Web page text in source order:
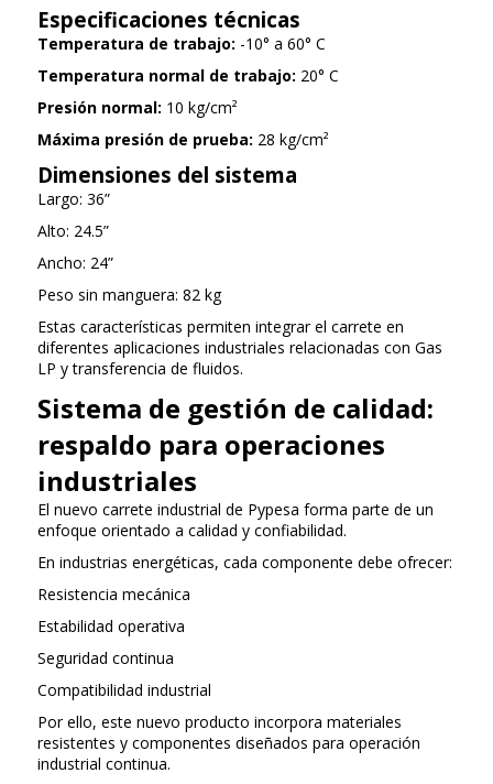
Especificaciones técnicas
Temperatura de trabajo: -10° a 60° C
Temperatura normal de trabajo: 20° C
Presión normal: 10 kg/cm²
Máxima presión de prueba: 28 kg/cm²
Dimensiones del sistema
Largo: 36”
Alto: 24.5”
Ancho: 24”
Peso sin manguera: 82 kg
Estas características permiten integrar el carrete en
diferentes aplicaciones industriales relacionadas con Gas
LP y transferencia de fluidos.
Sistema de gestión de calidad:
respaldo para operaciones
industriales
El nuevo carrete industrial de Pypesa forma parte de un
enfoque orientado a calidad y confiabilidad.
En industrias energéticas, cada componente debe ofrecer:
Resistencia mecánica
Estabilidad operativa
Seguridad continua
Compatibilidad industrial
Por ello, este nuevo producto incorpora materiales
resistentes y componentes diseñados para operación
industrial continua.